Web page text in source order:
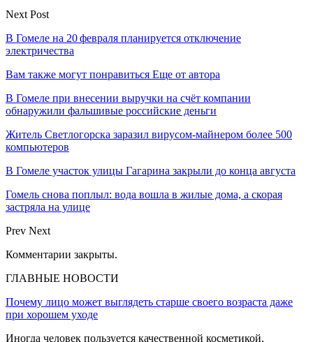
Next Post
В Гомеле на 20 февраля планируется отключение
электричества
Вам также могут понравиться Еще от автора
В Гомеле при внесении выручки на счёт компании
обнаружили фальшивые российские деньги
Житель Светлогорска заразил вирусом-майнером более 500
компьютеров
В Гомеле участок улицы Гагарина закрыли до конца августа
Гомель снова поплыл: вода вошла в жилые дома, а скорая
застряла на улице
Prev Next
Комментарии закрыты.
ГЛАВНЫЕ НОВОСТИ
Почему лицо может выглядеть старше своего возраста даже
при хорошем уходе
Иногда человек пользуется качественной косметикой,